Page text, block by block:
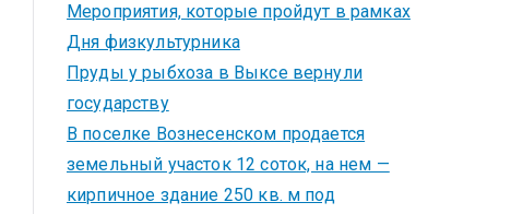
Мероприятия, которые пройдут в рамках
Дня физкультурника
Пруды у рыбхоза в Выксе вернули
государству
В поселке Вознесенском продается
земельный участок 12 соток, на нем —
кирпичное здание 250 кв. м под